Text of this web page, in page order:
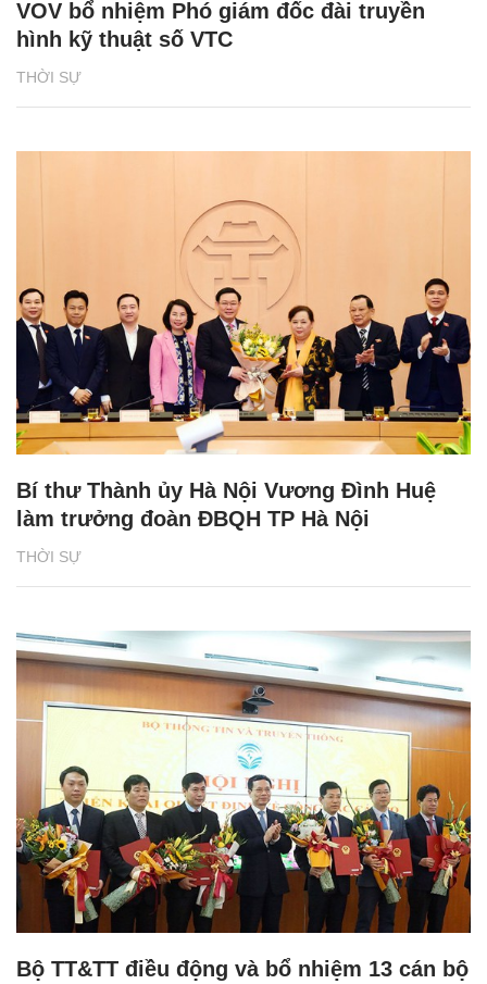
THỜI SỰ
VOV bổ nhiệm Phó giám đốc đài truyền
hình kỹ thuật số VTC
THỜI SỰ
Bí thư Thành ủy Hà Nội Vương Đình Huệ
làm trưởng đoàn ĐBQH TP Hà Nội
Bộ TT&TT điều động và bổ nhiệm 13 cán bộ